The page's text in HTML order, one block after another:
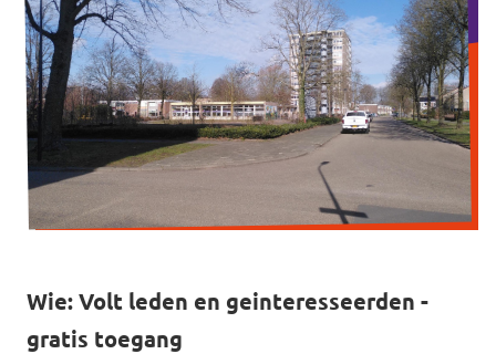
Gemeenteraadsverkiezingen 2026
Doneer
Voor leden
Vacatures
Wie: Volt leden en geinteresseerden -
gratis toegang